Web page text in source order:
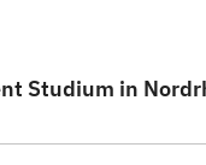
Studium in